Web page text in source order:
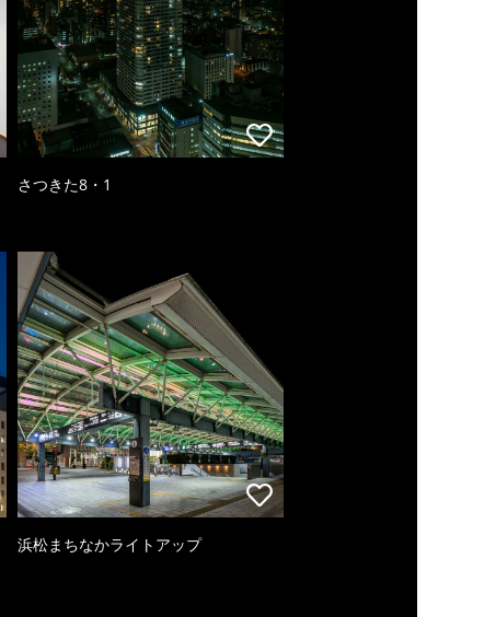
さつきた8・1
浜松まちなかライトアップ